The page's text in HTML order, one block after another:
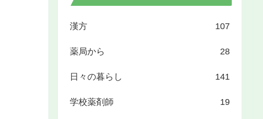
漢方 107
薬局から 28
日々の暮らし 141
学校薬剤師 19